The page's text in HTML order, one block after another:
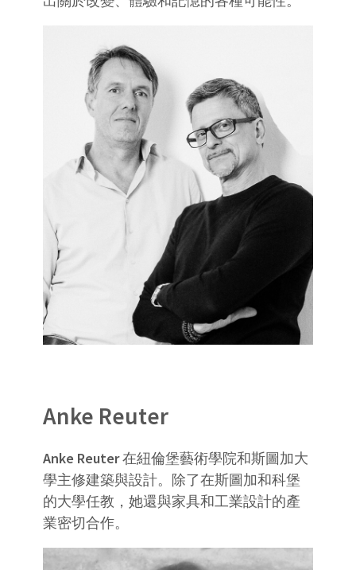
Anke Reuter
Anke Reuter在紐倫堡藝術學院和斯圖加大
學主修建築與設計。除了在斯圖加和科堡
的大學任教，她還與家具和工業設計的產
業密切合作。